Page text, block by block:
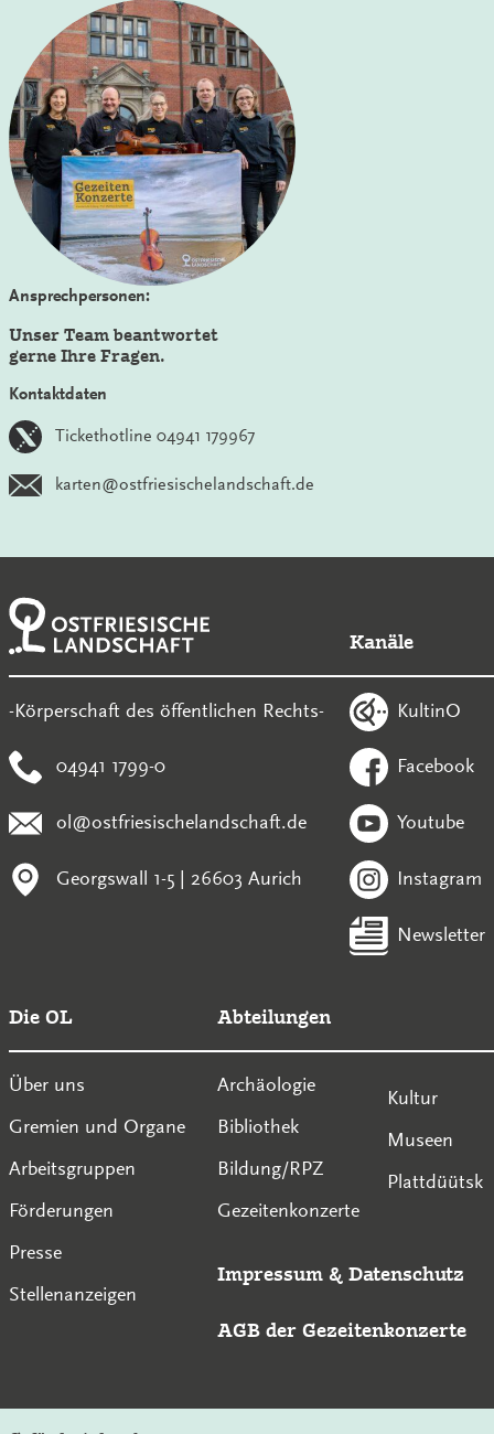
Ansprechpersonen:
Unser Team beantwortet
gerne Ihre Fragen.
Kontaktdaten
Tickethotline 04941 179967
karten@ostfriesischelandschaft.de
-Körperschaft des öffentlichen Rechts-
04941 1799-0
ol@ostfriesischelandschaft.de
Georgswall 1-5 | 26603 Aurich
Kanäle
KultinO
Facebook
Youtube
Instagram
Newsletter
Die OL
Über uns
Gremien und Organe
Arbeitsgruppen
Förderungen
Presse
Stellenanzeigen
Abteilungen
Archäologie
Bibliothek
Bildung/RPZ
Gezeitenkonzerte
Kultur
Museen
Plattdüütsk
Impressum & Datenschutz
AGB der Gezeitenkonzerte